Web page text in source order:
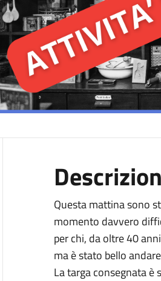
Questa mattina sono
momento davvero
per chi, da oltre 40
ma è stato bello
La targa consegnata è